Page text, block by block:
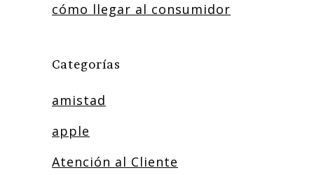
cómo llegar al consumidor
Categorías
amistad
apple
Atención al Cliente